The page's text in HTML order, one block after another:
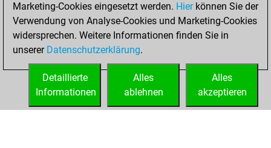
Freitag, Januar 15,
2021
You created
your Fritz account
Marketing-Cookies eingesetzt werden. Hierkönnen Sie der
Verwendung von Analyse-Cookies und Marketing-Cookies
widersprechen. Weitere Informationen finden Sie in
unserer Datenschutzerklärung.
Alles
akzeptieren
Alles
ablehnen
Detaillierte
Informationen